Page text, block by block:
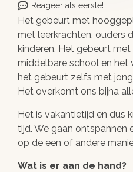
Reageer als eerste!
Het gebeurt met
met leerkrachten, ouders
kinderen. Het gebeurt
middelbare school en het
het gebeurt zelfs met
Het overkomt ons bijna
Het is vakantietijd en dus
tijd. We gaan ontspannen
op de een of andere
Wat is er aan de hand?